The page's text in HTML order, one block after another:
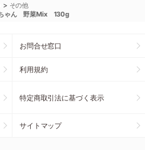
> その他
ゃん 野菜Mix 130g
お問合せ窓口
利用規約
特定商取引法に基づく表示
サイトマップ